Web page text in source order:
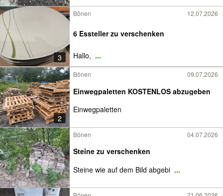
3
Bönen 12.07.2026
6 Essteller zu verschenken
Hallo, ...
2
Bönen 09.07.2026
Einwegpaletten KOSTENLOS abzugeben
Einwegpaletten
Bönen 04.07.2026
Steine zu verschenken
Steine wie auf dem Bild abgebi ...